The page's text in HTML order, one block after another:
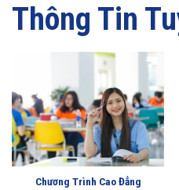
Thông Tin
Chương Trình Cao Đẳng